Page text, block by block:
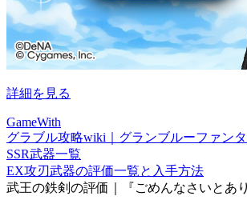
詳細を見る
GameWith
グラブル攻略wiki｜グランブルーファン
SSR武器一覧
EX攻刃武器の評価一覧と入手方法
武王の鉄剣の評価｜『ごめんなさいとあ